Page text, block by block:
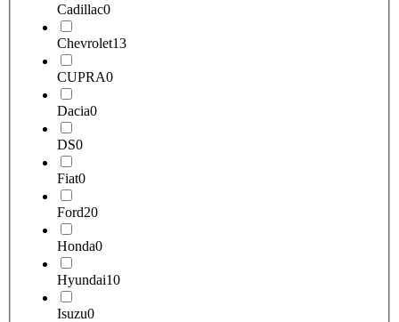
Cadillac0
Chevrolet13
CUPRA0
Dacia0
DS0
Fiat0
Ford20
Honda0
Hyundai10
Isuzu0